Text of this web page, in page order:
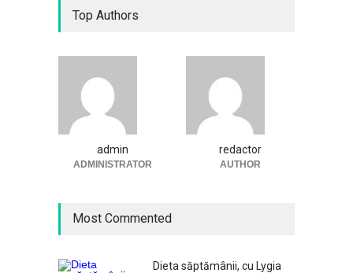
Top Authors
admin
ADMINISTRATOR
redactor
AUTHOR
Most Commented
Dieta săptămânii, cu Lygia